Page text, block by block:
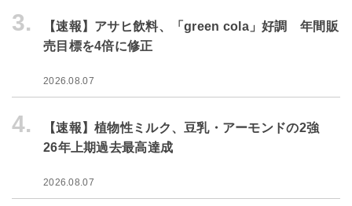
3.
【速報】アサヒ飲料、「green cola」好調 年間販
売目標を4倍に修正
2026.08.07
4.
【速報】植物性ミルク、豆乳・アーモンドの2強
26年上期過去最高達成
2026.08.07